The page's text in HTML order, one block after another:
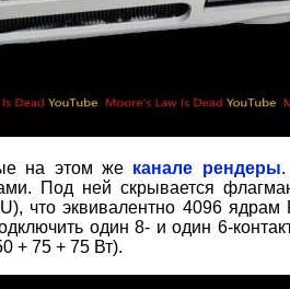
на этом же канале рендеры
Под ней скрывается
что эквивалентно 4096
один 8- и один 6-
+ 75 + 75 Вт).